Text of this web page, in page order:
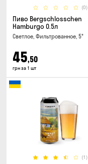
(0)
Пиво Bergschlosschen
Hamburgo 0.5л
Светлое, Фильтрованное, 5°
45,50
грн за 1 шт
(1)